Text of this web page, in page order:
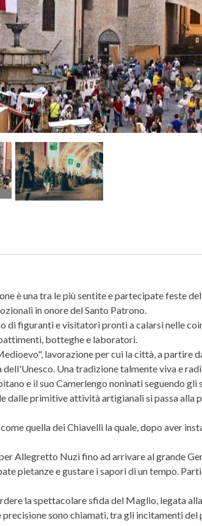
è una tra le più sentite e partecipate feste
in onore del Santo Patrono.
di figuranti e visitatori pronti a calarsi nelle
botteghe e laboratori.
lavorazione per cui la città, a partire
Una tradizione talmente viva e
e il suo Camerlengo noninati seguendo
dalle primitive attività artigianali si passa
quella dei Chiavelli la quale, dopo aver
Allegretto Nuzi fino ad arrivare al grande
pietanze e gustare i sapori di un tempo.
la spettacolare sfida del Maglio, legata
sono chiamati, tra gli incitamenti